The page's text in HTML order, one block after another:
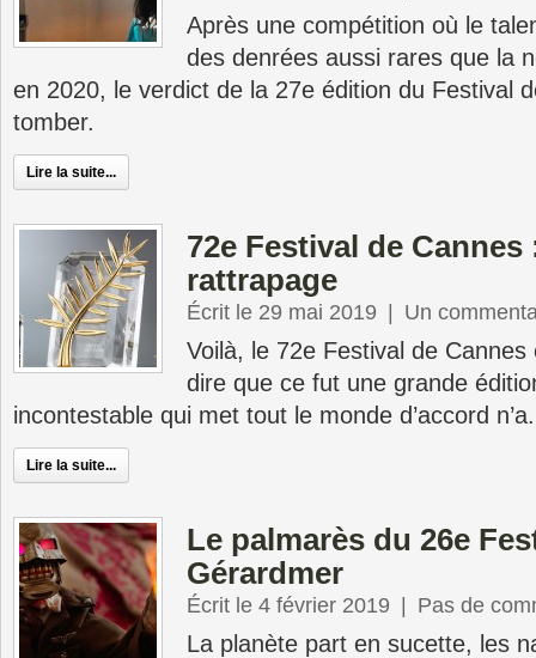
Après une compétition où le
des denrées aussi rares que la
en 2020, le verdict de la 27e édition du Festival
tomber.
Lire la suite...
72e Festival de Cannes
rattrapage
Écrit le 29 mai 2019 | Un
Voilà, le 72e Festival de
dire que ce fut une grande
incontestable qui met tout le monde d’accord
Lire la suite...
Le palmarès du 26e
Gérardmer
Écrit le 4 février 2019 | Pas de
La planète part en sucette, les